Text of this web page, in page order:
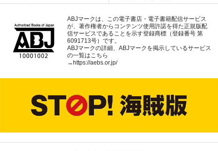
ABJマークは、この電子書店・電子書籍配信サービス
が、著作権者からコンテンツ使用許諾を得た正規版配
信サービスであることを示す登録商標（登録番号 第
6091713号）です。
ABJマークの詳細、ABJマークを掲示しているサービス
の一覧はこちら
→https://aebs.or.jp/